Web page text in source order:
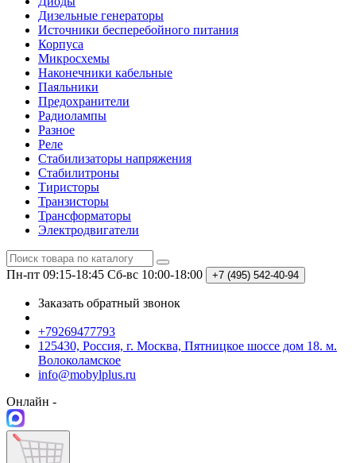
Дизельные генераторы
Источники бесперебойного питания
Корпуса
Микросхемы
Наконечники кабельные
Паяльники
Предохранители
Радиолампы
Разное
Реле
Стабилизаторы напряжения
Стабилитроны
Тиристоры
Транзисторы
Трансформаторы
Электродвигатели
Пн-пт 09:15-18:45 Сб-вс 10:00-18:00 +7 (495) 542-40-94
Заказать обратный звонок
+79269477793
125430, Россия, г. Москва, Пятницкое шоссе дом 18. м.
Волоколамское
info@mobylplus.ru
Онлайн -